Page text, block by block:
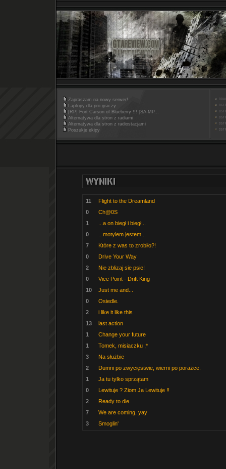
Zapraszam na nowy serwer!
Laptopy dla pro graczy
[RP] Fort Carson of Blueberry !!! [SA-MP...
Alternatywa dla stron z radiami
Alternatywa dla stron z radiostacjami
Poszukje ekipy
11
Flight to the Dreamland
0
Ch@0S
1
...a on biegł i biegł...
0
...motylem jestem...
7
Które z was to zrobiło?!
0
Drive Your Way
2
Nie zblizaj sie psie!
0
Vice Point - Drift King
10
Just me and...
0
Osiedle.
2
i like it like this
13
last action
1
Change your future
1
Tomek, misiaczku ;*
3
Na służbie
2
Dumni po zwycięstwie, wierni po porażce.
1
Ja tu tylko sprzątam
0
Lewituje ? Ziom Ja Lewituje !!
2
Ready to die.
7
We are coming, yay
3
Smoglin'